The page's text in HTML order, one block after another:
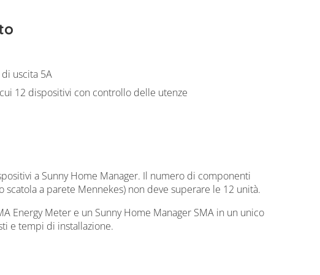
uscita 5A
12 dispositivi con controllo delle utenze
a Sunny Home Manager. Il numero di componenti
a parete Mennekes) non deve superare le 12 unità.
Energy Meter e un Sunny Home Manager SMA in un unico
e tempi di installazione.